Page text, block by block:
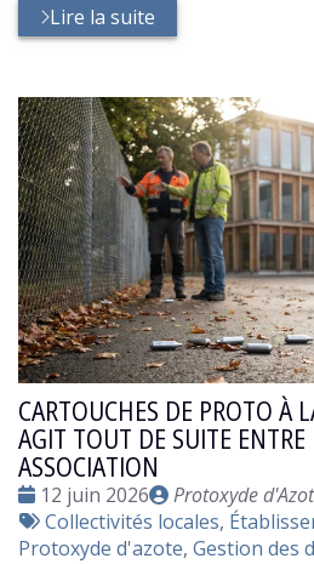
Lire la suite
CARTOUCHES DE PROTO À
AGIT TOUT DE SUITE ENTRE
ASSOCIATION
Date
:
12 juin 2026
Publié
par
Protoxyde
Tags
:
Collectivités locales,
Protoxyde d'azote, Gestion des